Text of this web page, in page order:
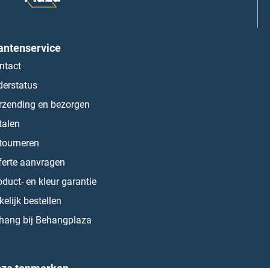
en bezorgen
aanvragen
en kleur garantie
bestellen
bij Behangplaza